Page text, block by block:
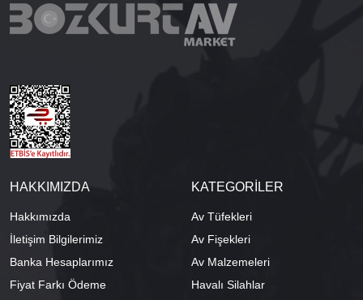
HAKKIMIZDA
Hakkımızda
İletişim Bilgilerimiz
Banka Hesaplarımız
Fiyat Farkı Ödeme
KATEGORİLER
Av Tüfekleri
Av Fişekleri
Av Malzemeleri
Havalı Silahlar